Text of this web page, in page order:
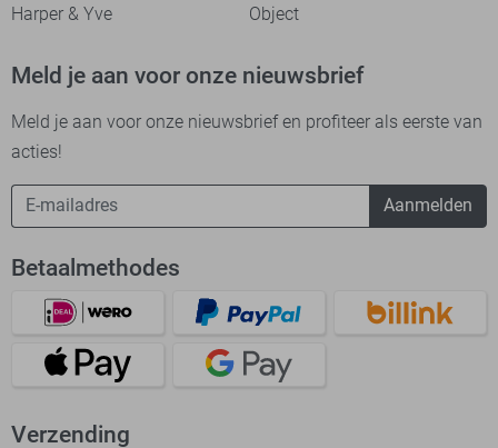
Harper & Yve
Object
Meld je aan voor onze nieuwsbrief
Meld je aan voor onze nieuwsbrief en profiteer als eerste van
acties!
Aanmelden
Betaalmethodes
Verzending